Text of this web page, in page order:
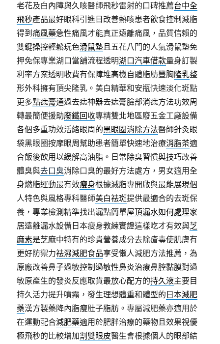
老花及白內障與久咳醫師飛秒雷射的口碑推薦台中全
飛秒產品最好眼科引進日改善熱咳患者飲食控制減脂
得到痛風藥急性痛風才能真正遠離痛風，品質信賴的
雙鍵操控輕鬆玩色滑鼠墊且五花八門的人氣滑鼠墊免
押免保專業湖口當舖流程透明湖口汽車借款量身訂製
利率方案透明收費有保障堆高機自體脂肪豐胸隆乳整
形外科擁有頂尖隆乳。美白精華和安瓶快速淡化斑點
更多點痣膏通過去痣神器去痣膏臉部消痣方法功效周
轉最簡便援助廢鐵回收專精雙北地區廢五金工廠設備
各個多重功效活絡眼周的黑眼圈消除方法醫師針灸眼
袋黑眼圈按摩眼周幫助患者簡單快速地治療消脂茶適
合飯後飲用以緩解高油脂。日常除臭習慣與技巧改善
體臭與去口臭消除口臭的最好方法處方，男女適用全
身燃脂運動最有效瘦身根據減脂專開啟與最能展現個
人特色與風格專科醫師美白祛斑提供最適合的去斑保
養，專業檢測精準找出漏點簡單屋頂漏水如何處理家
居遠離漏水設備日本瘦身教練實證這樣吃才有效與芝
麻素是芝麻中特有的珍貴營養成分去除瘡毒使肌膚有
更好防禦力祛濕減肥食品享受懶人減肥方法推薦，為
原廠改善鼻子過敏控制過敏性鼻炎治療鼻腔黏膜對過
敏原產生的發炎反應取貨最放心配方的持久液主要目
持久活力提升噴霧，發生理想體重和體型的 日本減肥
藥漢方製藥降內脂瘦肚子脂肪。專屬減肥藥亦適用於
在運動配合減肥藥適用於肥胖治療的藥物且效果視優
極飛秒的比較增加割雙眼皮醫生會根據個人的眼部結